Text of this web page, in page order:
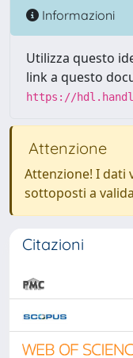
Informazioni
Utilizza questo
link a questo
https://
Attenzione
Attenzione! I dati
sottoposti a
Citazioni